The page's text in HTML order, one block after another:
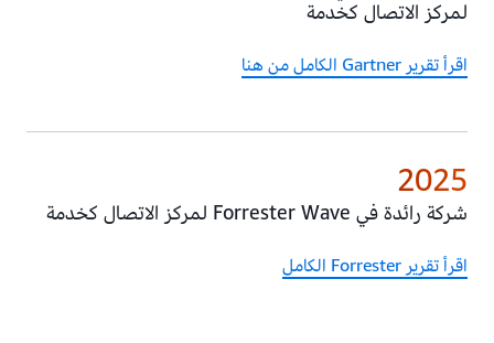
لمركز الاتصال كخدمة
اقرأ تقرير Gartner الكامل من هنا
شركة رائدة في Forrester Wave لمركز الاتصال كخدمة
2025
اقرأ تقرير Forrester الكامل